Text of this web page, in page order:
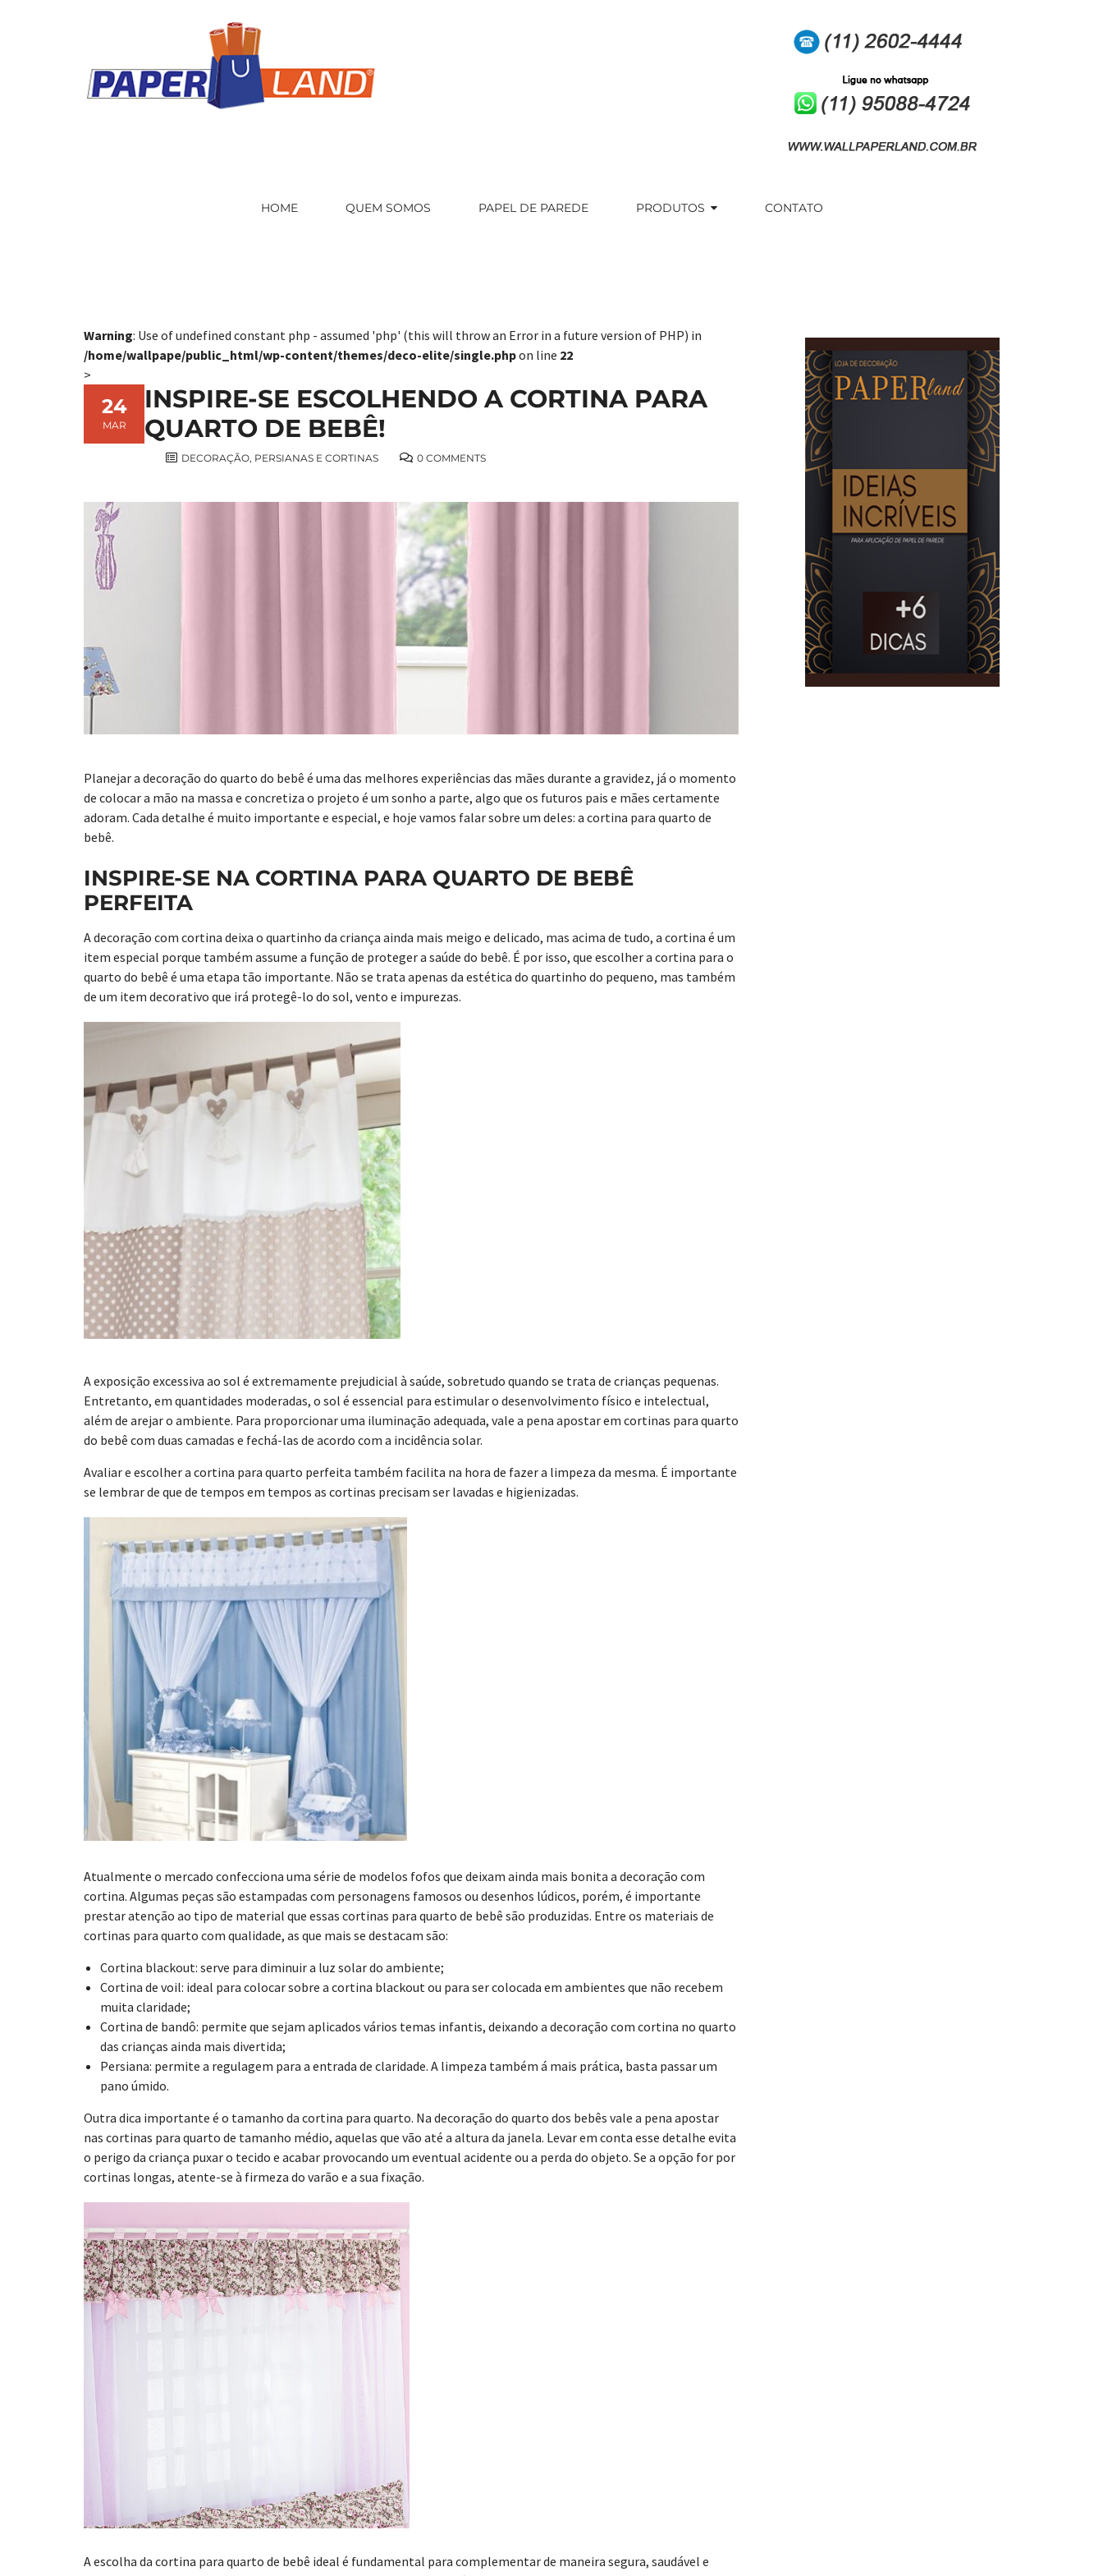
HOME QUEM SOMOS PAPEL DE PAREDE PRODUTOS CONTATO
Warning: Use of undefined constant php - assumed 'php' (this will throw an Error in a future version of PHP) in
/home/wallpape/public_html/wp-content/themes/deco-elite/single.phpon line 22
>
24
MAR
INSPIRE-SE ESCOLHENDO A CORTINA PARA
QUARTO DE BEBÊ!
DECORAÇÃO, PERSIANAS E CORTINAS 0 COMMENTS
Planejar a decoração do quarto do bebê é uma das melhores experiências das mães durante a gravidez, já o momento
de colocar a mão na massa e concretiza o projeto é um sonho a parte, algo que os futuros pais e mães certamente
adoram. Cada detalhe é muito importante e especial, e hoje vamos falar sobre um deles: a cortina para quarto de
bebê.
INSPIRE-SE NA CORTINA PARA QUARTO DE BEBÊ
PERFEITA
A decoração com cortina deixa o quartinho da criança ainda mais meigo e delicado, mas acima de tudo, a cortina é um
item especial porque também assume a função de proteger a saúde do bebê. É por isso, que escolher a cortina para o
quarto do bebê é uma etapa tão importante. Não se trata apenas da estética do quartinho do pequeno, mas também
de um item decorativo que irá protegê-lo do sol, vento e impurezas.
A exposição excessiva ao sol é extremamente prejudicial à saúde, sobretudo quando se trata de crianças pequenas.
Entretanto, em quantidades moderadas, o sol é essencial para estimular o desenvolvimento físico e intelectual,
além de arejar o ambiente. Para proporcionar uma iluminação adequada, vale a pena apostar em cortinas para quarto
do bebê com duas camadas e fechá-las de acordo com a incidência solar.
Avaliar e escolher a cortina para quarto perfeita também facilita na hora de fazer a limpeza da mesma. É importante
se lembrar de que de tempos em tempos as cortinas precisam ser lavadas e higienizadas.
Atualmente o mercado confecciona uma série de modelos fofos que deixam ainda mais bonita a decoração com
cortina. Algumas peças são estampadas com personagens famosos ou desenhos lúdicos, porém, é importante
prestar atenção ao tipo de material que essas cortinas para quarto de bebê são produzidas. Entre os materiais de
cortinas para quarto com qualidade, as que mais se destacam são:
Cortina blackout: serve para diminuir a luz solar do ambiente;
Cortina de voil: ideal para colocar sobre a cortina blackout ou para ser colocada em ambientes que não recebem
muita claridade;
Cortina de bandô: permite que sejam aplicados vários temas infantis, deixando a decoração com cortina no quarto
das crianças ainda mais divertida;
Persiana: permite a regulagem para a entrada de claridade. A limpeza também á mais prática, basta passar um
pano úmido.
Outra dica importante é o tamanho da cortina para quarto. Na decoração do quarto dos bebês vale a pena apostar
nas cortinas para quarto de tamanho médio, aquelas que vão até a altura da janela. Levar em conta esse detalhe evita
o perigo da criança puxar o tecido e acabar provocando um eventual acidente ou a perda do objeto. Se a opção for por
cortinas longas, atente-se à firmeza do varão e a sua fixação.
A escolha da cortina para quarto de bebê ideal é fundamental para complementar de maneira segura, saudável e